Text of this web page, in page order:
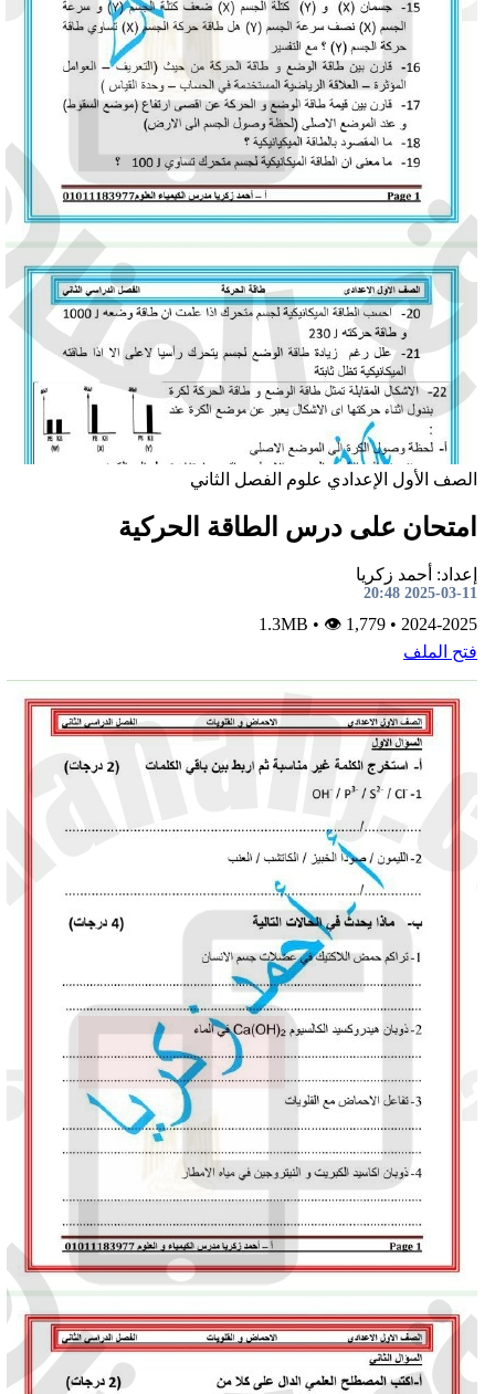
الأول الإعدادي علوم الفصل الثاني
على درس الطاقة الحركية
أحمد زكريا
2025-03-11
2024-
•
1.3MB
• 👁 1,779
الملف